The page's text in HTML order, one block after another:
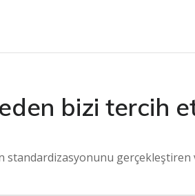
bizi tercih
standardizasyonunu